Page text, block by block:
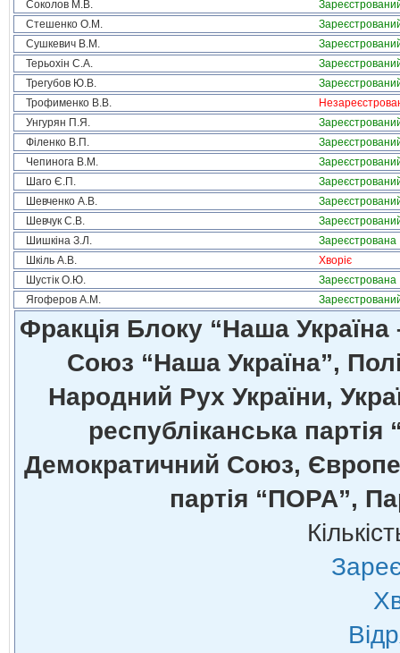
Соколов М.В.
Стешенко О.М.
Сушкевич В.М.
Терьохін С.А.
Трегубов Ю.В.
Трофименко В.В.
Унгурян П.Я.
Філенко В.П.
Чепинога В.М.
Шаго Є.П.
Шевченко А.В.
Шевчук С.В.
Шишкіна З.Л.
Зареєстрована
Шкіль А.В.
Хворіє
Шустік О.Ю.
Зареєстрована
Ягоферов А.М.
Фракція Блоку “Наша
Союз “Наша Україна”,
Народний Рух України,
республіканська
Демократичний Союз,
партія “ПОРА”,